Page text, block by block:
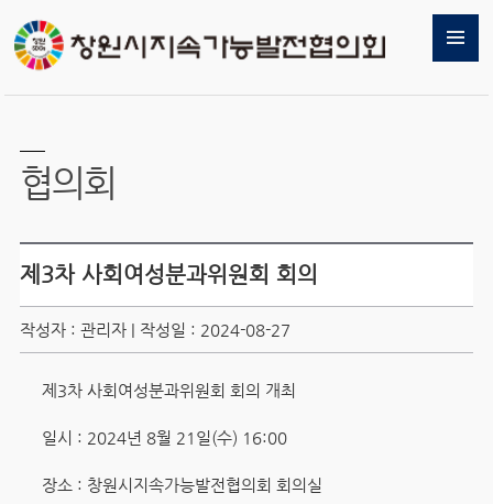
협의회
제3차 사회여성분과위원회 회의
작성자 : 관리자 | 작성일 : 2024-08-27
제3차 사회여성분과위원회 회의 개최
일시 : 2024년 8월 21일(수) 16:00
장소 : 창원시지속가능발전협의회 회의실